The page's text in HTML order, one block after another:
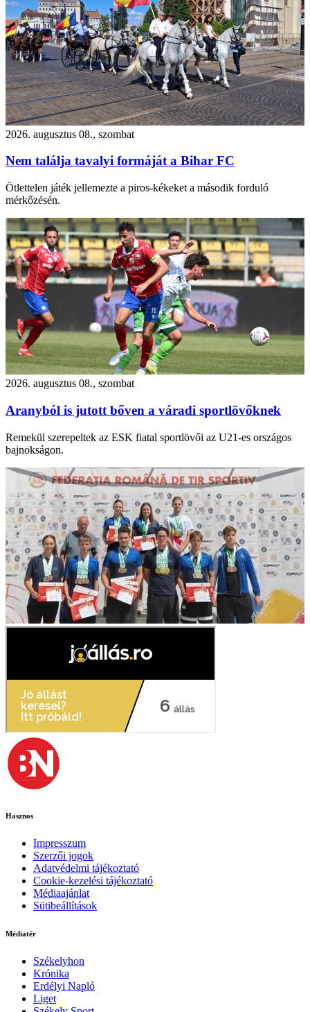
2026. augusztus 08., szombat
Nem találja tavalyi formáját a Bihar FC
Ötlettelen játék jellemezte a piros-kékeket a második forduló
mérkőzésén.
2026. augusztus 08., szombat
Aranyból is jutott bőven a váradi sportlövőknek
Remekül szerepeltek az ESK fiatal sportlövői az U21-es országos
bajnokságon.
Hasznos
Impresszum
Szerzői jogok
Adatvédelmi tájékoztató
Cookie-kezelési tájékoztató
Médiaajánlat
Sütibeállítások
Médiatér
Székelyhon
Krónika
Erdélyi Napló
Liget